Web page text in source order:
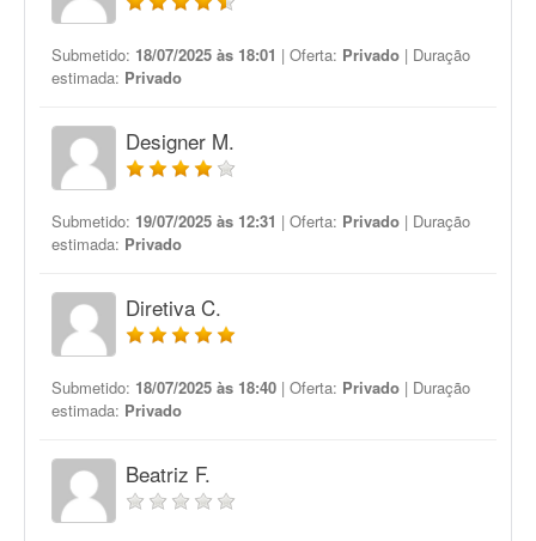
Submetido: 18/07/2025 às 18:01 | Oferta: Privado | Duração
estimada: Privado
Designer M.
Submetido: 19/07/2025 às 12:31 | Oferta: Privado | Duração
estimada: Privado
Diretiva C.
Submetido: 18/07/2025 às 18:40 | Oferta: Privado | Duração
estimada: Privado
Beatriz F.